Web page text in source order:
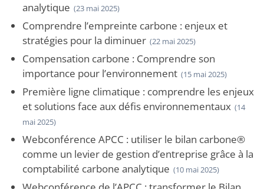
analytique (23 mai 2025)
Comprendre l’empreinte carbone : enjeux et
stratégies pour la diminuer (22 mai 2025)
Compensation carbone : Comprendre son
importance pour l’environnement (15 mai 2025)
Première ligne climatique : comprendre les enjeux
et solutions face aux défis environnementaux (14
mai 2025)
Webconférence APCC : utiliser le bilan carbone®
comme un levier de gestion d’entreprise grâce à la
comptabilité carbone analytique (10 mai 2025)